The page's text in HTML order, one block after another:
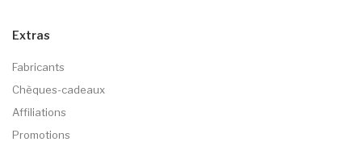
Extras
Fabricants
Chèques-cadeaux
Affiliations
Promotions